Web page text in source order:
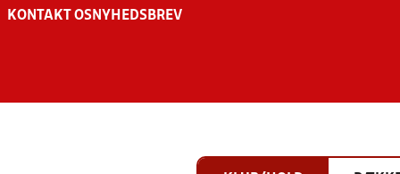
KONTAKT OS NYHEDSBREV